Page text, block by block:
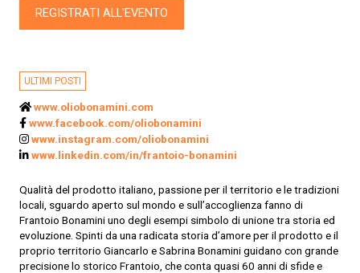
REGISTRATI ALL'EVENTO
ULTIMI POSTI
www.oliobonamini.com
www.facebook.com/oliobonamini
www.instagram.com/oliobonamini
www.linkedin.com/in/frantoio-bonamini
Qualità del prodotto italiano, passione per il territorio e le tradizioni
locali, sguardo aperto sul mondo e sull’accoglienza fanno di
Frantoio Bonamini uno degli esempi simbolo di unione tra storia ed
evoluzione. Spinti da una radicata storia d’amore per il prodotto e il
proprio territorio Giancarlo e Sabrina Bonamini guidano con grande
precisione lo storico Frantoio, che conta quasi 60 anni di sfide e